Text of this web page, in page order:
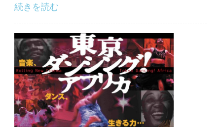
続きを読む